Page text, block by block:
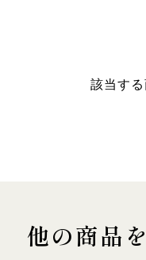
該当する
他の商品